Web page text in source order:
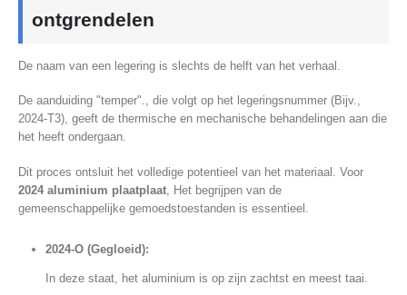
ontgrendelen
De naam van een legering is slechts de helft van het verhaal.
De aanduiding "temper"., die volgt op het legeringsnummer (Bijv.,
2024-T3), geeft de thermische en mechanische behandelingen aan die
het heeft ondergaan.
Dit proces ontsluit het volledige potentieel van het materiaal. Voor
2024 aluminium plaatplaat , Het begrijpen van de
gemeenschappelijke gemoedstoestanden is essentieel.
2024-O (Gegloeid):
In deze staat, het aluminium is op zijn zachtst en meest taai.